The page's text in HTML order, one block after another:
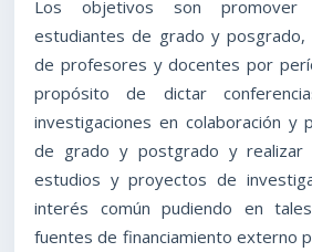
Los objetivos son promover
estudiantes de grado y posgrado,
de profesores y docentes por
propósito de dictar
investigaciones en colaboración y
de grado y postgrado y realizar
estudios y proyectos de
interés común pudiendo en
fuentes de financiamiento externo